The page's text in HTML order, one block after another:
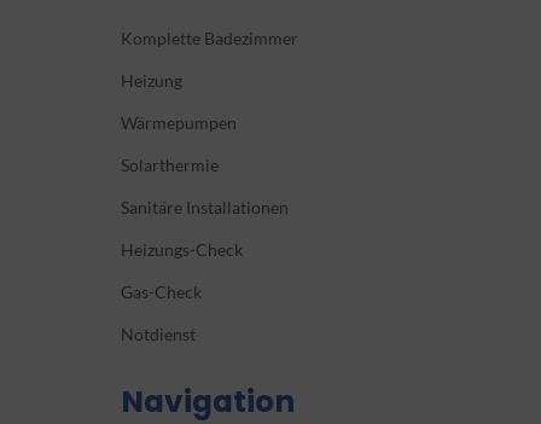
Komplette Badezimmer
Heizung
Wärmepumpen
Solarthermie
Sanitäre Installationen
Heizungs-Check
Gas-Check
Notdienst
Navigation